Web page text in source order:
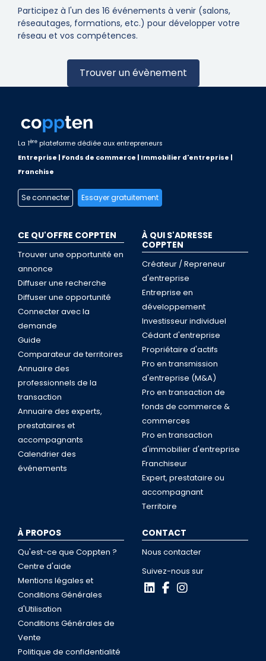
Participez à l'un des 16 événements à venir (salons,
réseautages, formations, etc.) pour développer votre
réseau et vos compétences.
Trouver un évènement
La 1ère plateforme dédiée aux entrepreneurs
Entreprise | Fonds de commerce | Immobilier d'entreprise |
Franchise
Se connecter Essayer gratuitement
CE QU'OFFRE COPPTEN
Trouver une opportunité en
annonce
Diffuser une recherche
Diffuser une opportunité
Connecter avec la
demande
Guide
Comparateur de territoires
Annuaire des
professionnels de la
transaction
Annuaire des experts,
prestataires et
accompagnants
Calendrier des
événements
À QUI S'ADRESSE
COPPTEN
Créateur / Repreneur
d'entreprise
Entreprise en
développement
Investisseur individuel
Cédant d'entreprise
Propriétaire d'actifs
Pro en transmission
d'entreprise (M&A)
Pro en transaction de
fonds de commerce &
commerces
Pro en transaction
d'immobilier d'entreprise
Franchiseur
Expert, prestataire ou
accompagnant
Territoire
À PROPOS
Qu'est-ce que Coppten ?
Centre d'aide
Mentions légales et
Conditions Générales
d'Utilisation
Conditions Générales de
Vente
Politique de confidentialité
CONTACT
Nous contacter
Suivez-nous sur